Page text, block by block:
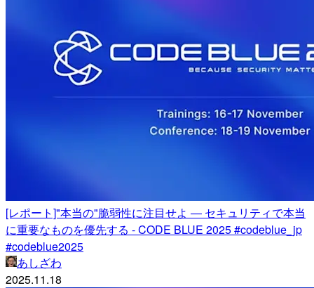
[レポート]"本当の"脆弱性に注目せよ ― セキュリティで本当
に重要なものを優先する - CODE BLUE 2025 #codeblue_jp
#codeblue2025
あしざわ
2025.11.18